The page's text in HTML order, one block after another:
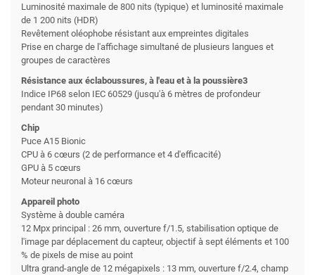
Luminosité maximale de 800 nits (typique) et luminosité maximale
de 1 200 nits (HDR)
Revêtement oléophobe résistant aux empreintes digitales
Prise en charge de l'affichage simultané de plusieurs langues et
groupes de caractères
Résistance aux éclaboussures, à l'eau et à la poussière3
Indice IP68 selon IEC 60529 (jusqu'à 6 mètres de profondeur
pendant 30 minutes)
Chip
Puce A15 Bionic
CPU à 6 cœurs (2 de performance et 4 d'efficacité)
GPU à 5 cœurs
Moteur neuronal à 16 cœurs
Appareil photo
Système à double caméra
12 Mpx principal : 26 mm, ouverture f/1.5, stabilisation optique de
l'image par déplacement du capteur, objectif à sept éléments et 100
% de pixels de mise au point
Ultra grand-angle de 12 mégapixels : 13 mm, ouverture f/2.4, champ